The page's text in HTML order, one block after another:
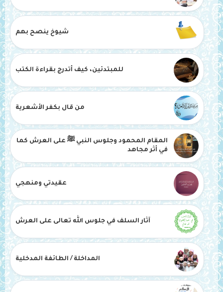
شيوخ ينصح بهم
للمبتدئين، كيف أتدرج بقراءة الكتب
من قال بكفر الأشعرية
المقام المحمود وجلوس النبي ﷺ على العرش كما
في أثر مجاهد
عقيدتي ومنهجي
آثار السلف في جلوس الله تعالى على العرش
المداخلة / الطائفة المدخلية